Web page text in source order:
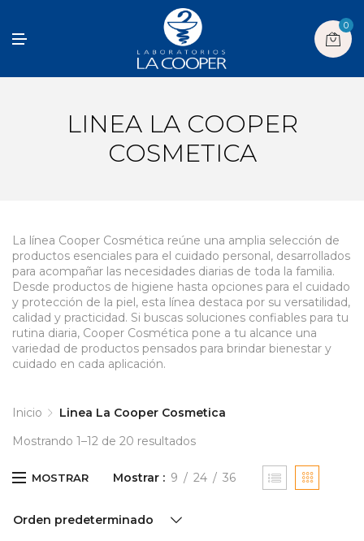
0
LINEA LA COOPER
COSMETICA
La línea Cooper Cosmética reúne una amplia selección de
productos esenciales para el cuidado personal, desarrollados
para acompañar las necesidades diarias de toda la familia.
Desde productos de higiene hasta opciones para el cuidado
y protección de la piel, esta línea destaca por su versatilidad,
calidad y practicidad. Si buscas soluciones confiables para tu
rutina diaria, Cooper Cosmética pone a tu alcance una
variedad de productos pensados para brindar bienestar y
cuidado en cada aplicación.
Inicio
Linea La Cooper Cosmetica
Mostrando 1–12 de 20 resultados
MOSTRAR Mostrar 9 24 36
Orden predeterminado